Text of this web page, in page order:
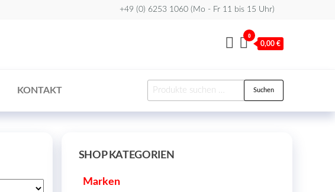
+49 (0) 6253 1060 (Mo - Fr 11 bis 15 Uhr)
0
0,00 €
KONTAKT
Suchen
nach:
Suchen
SHOP KATEGORIEN
Marken